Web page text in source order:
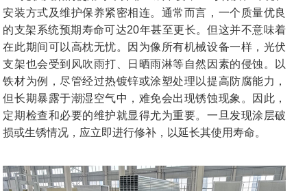
安装方式及维护保养紧密相连。通常而言，一个质量优良
的支架系统预期寿命可达20年甚至更长。但这并不意味着
在此期间可以高枕无忧。因为像所有机械设备一样，光伏
支架也会受到风吹雨打、日晒雨淋等自然因素的侵蚀。以
铁材为例，尽管经过热镀锌或涂塑处理以提高防腐能力，
但长期暴露于潮湿空气中，难免会出现锈蚀现象。因此，
定期检查和必要的维护就显得尤为重要。一旦发现涂层破
损或生锈情况，应立即进行修补，以延长其使用寿命。